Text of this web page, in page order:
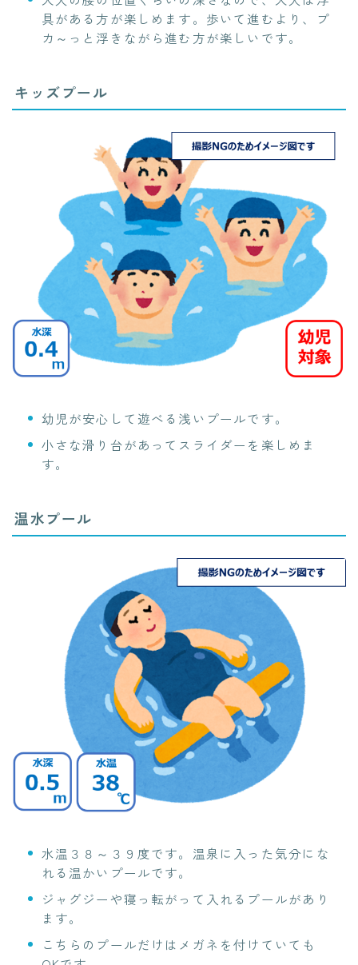
具がある方が楽しめます。歩いて進むより、プ
カ～っと浮きながら進む方が楽しいです。
キッズプール
幼児が安心して遊べる浅いプールです。
小さな滑り台があってスライダーを楽しめま
す。
温水プール
水温３８～３９度です。温泉に入った気分にな
れる温かいプールです。
ジャグジーや寝っ転がって入れるプールがあり
ます。
こちらのプールだけはメガネを付けていても